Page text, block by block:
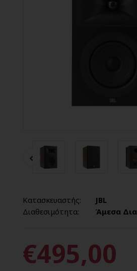
Κατασκευαστής:
JBL
Διαθεσιμότητα:
Άμεσα
€495,00